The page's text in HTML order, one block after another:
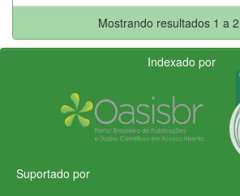
Mostrando resultados 1 a
Indexado por
Suportado por